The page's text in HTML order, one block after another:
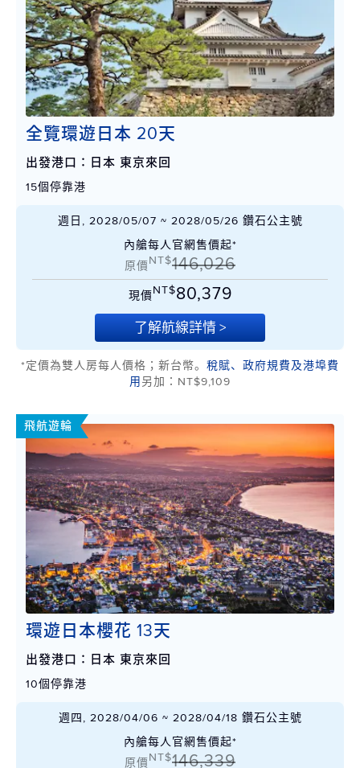
全覽環遊日本 20天
出發港口：日本 東京來回
15個停靠港
週日, 2028/05/07 ~ 2028/05/26 鑽石公主號
內艙每人官網售價起*
原價NT$146,026
現價NT$80,379
了解航線詳情 >
*定價為雙人房每人價格；新台幣。 稅賦、政府規費及港埠費
用 另加：NT$9,109
飛航遊輪
環遊日本櫻花 13天
出發港口：日本 東京來回
10個停靠港
週四, 2028/04/06 ~ 2028/04/18 鑽石公主號
內艙每人官網售價起*
原價NT$146,339